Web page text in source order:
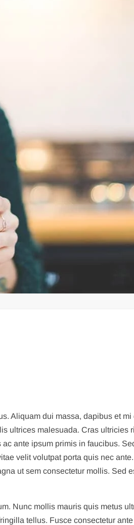
Aliquam dui massa, dapibus et
ultrices malesuada. Cras ultricies
ante ipsum primis in faucibus.
velit volutpat porta quis nec
ut sem consectetur mollis. Sed
Nunc mollis mauris quis metus
tellus. Fusce consectetur